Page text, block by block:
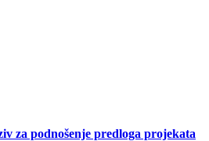
za podnošenje predloga projekata